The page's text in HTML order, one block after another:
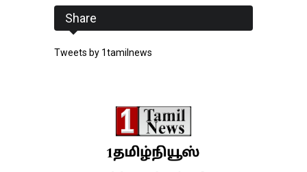
Share
Tweets by 1tamilnews